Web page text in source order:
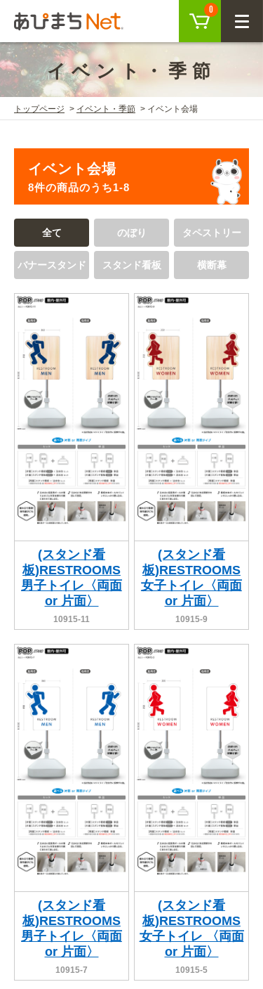
0
CLOSE
ログイン
会員登録
商品を探す
SEARCH
KEYWORD
チュクミ 韓国グルメ 駐車場 鍋 夏
CATEGORY
住まい・暮らし
美容・健康 地域・観光
イベント・季節 不動産・建築
カルチャー・教養 娯楽
OTHER ITEMS
関連アイテムを見る
ORIGINAL ORDER
オリジナルオーダーについて
ご利用ガイド
ご利用ガイド トップ
取り扱い商品一覧
既製デザイン商品注文方法
オリジナルオーダー注文方法
料金一覧
お届け納期と配送方法
お支払方法
初めての方へ
BEGINNER'S GUIDE
初めての方へ トップ
商品について
お客様の声
よくある質問
オリジナルオーダー制作事例
イベント・季節
トップページ イベント・季節 イベント会場
イベント会場
8件の商品のうち1-8
全て のぼり タペストリー
バナースタンド スタンド看板 横断幕
(スタンド看
板)RESTROOMS
男子トイレ〈両面
or 片面〉
10915-11
(スタンド看
板)RESTROOMS
女子トイレ〈両面
or 片面〉
10915-9
(スタンド看
板)RESTROOMS
男子トイレ〈両面
or 片面〉
10915-7
(スタンド看
板)RESTROOMS
女子トイレ 〈両面
or 片面〉
10915-5